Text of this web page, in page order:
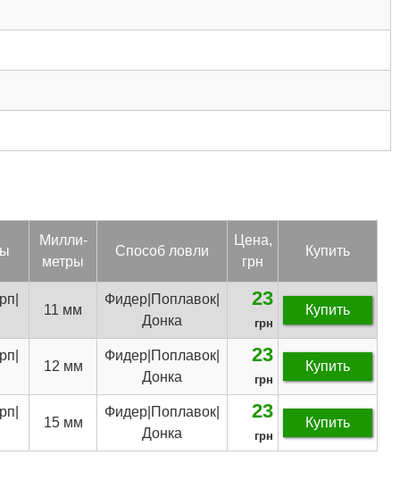
Мил­ли­
мет­ры
Спо­соб лов­ли
Цена,
грн
Купить
11 мм
Фидер|Поплавок|
Донка
23
грн
Купить
12 мм
Фидер|Поплавок|
Донка
23
грн
Купить
15 мм
Фидер|Поплавок|
Донка
23
грн
Купить